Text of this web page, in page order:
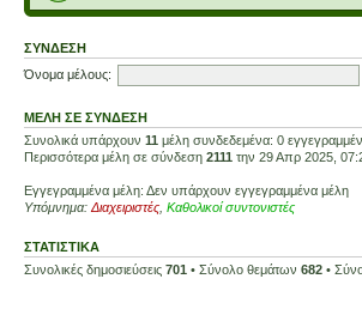
ΣΎΝΔΕΣΗ
Όνομα μέλους:
ΜΈΛΗ ΣΕ ΣΎΝΔΕΣΗ
Συνολικά υπάρχουν 11 μέλη συνδεδεμένα: 0
Περισσότερα μέλη σε σύνδεση 2111 την 29 Απρ 2025,
Εγγεγραμμένα μέλη: Δεν υπάρχουν εγγεγραμμένα μέλη
Υπόμνημα: Διαχειριστές Καθολικοί συντονιστές
ΣΤΑΤΙΣΤΙΚΆ
Συνολικές δημοσιεύσεις 701 • Σύνολο θεμάτων 682 •